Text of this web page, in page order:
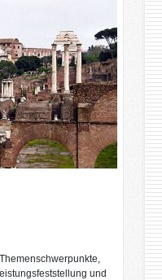
und